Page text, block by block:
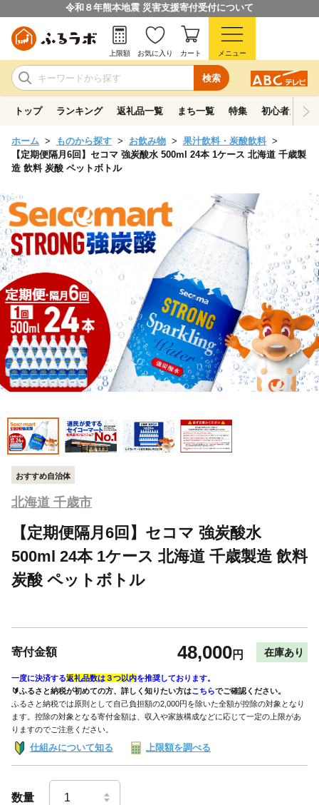
令和８年熊本地震 災害支援寄付受付について
検索
上限額 お気に入り カート メニュー
トップ ランキング 返礼品一覧 まち一覧 特集 初心者ガイド
ホーム ものから探す お飲み物
果汁飲料・炭酸飲料
【定期便隔月6回】セコマ 強炭酸水 500ml 24本 1ケース 北海道 千歳製
造 飲料 炭酸 ペットボトル
おすすめ自治体
北海道 千歳市
【定期便隔月6回】セコマ 強炭酸水
500ml 24本 1ケース 北海道 千歳製造 飲料
炭酸 ペットボトル
寄付金額 48,000円 在庫あり
一度に決済する返礼品数は３つ以内を推奨しております。
🔰ふるさと納税が初めての方、詳しく知りたい方はこちらでご確認ください。
ふるさと納税では原則として自己負担額の2,000円を除いた全額が控除の対象となり
ます。控除の対象となる寄付金額は、収入や家族構成などに応じて一定の上限があ
りますのでご注意ください。
仕組みについて知る 上限額を調べる
数量